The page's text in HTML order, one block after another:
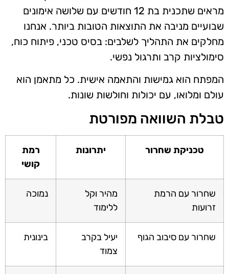
מראים שתכנית בת 12 חודשים עם שלושה אימונים
שבועיים מניבה את התוצאות הטובות ביותר. אנחנו
מחלקים את התהליך לשלבים: בסיס טכני, פיתוח כוח,
סימולציות קרב ותרגול נפשי.
המפתח הוא גמישות והתאמה אישית. כל מתאמן הוא
עולם ומלואו, עם יכולות וחולשות שונות.
טבלת השוואה מפורטת
טכניקת שחרור יתרונות
רמת
קושי
שחרור עם הרמת
זרועות
מהיר וקל
ללימוד
נמוכה
שחרור עם סיבוב הגוף
יעיל בקרב
צמוד
בינונית